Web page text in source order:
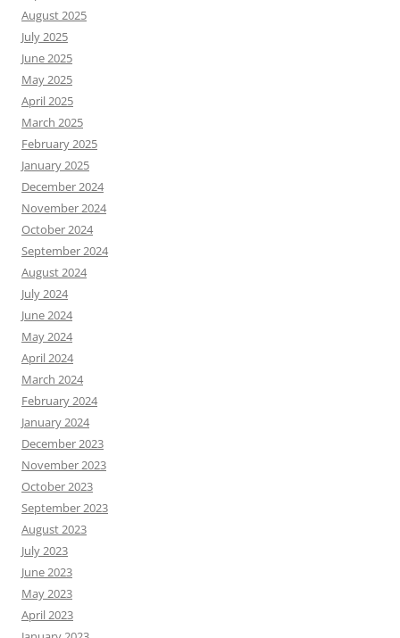
August 2025
July 2025
June 2025
May 2025
April 2025
March 2025
February 2025
January 2025
December 2024
November 2024
October 2024
September 2024
August 2024
July 2024
June 2024
May 2024
April 2024
March 2024
February 2024
January 2024
December 2023
November 2023
October 2023
September 2023
August 2023
July 2023
June 2023
May 2023
April 2023